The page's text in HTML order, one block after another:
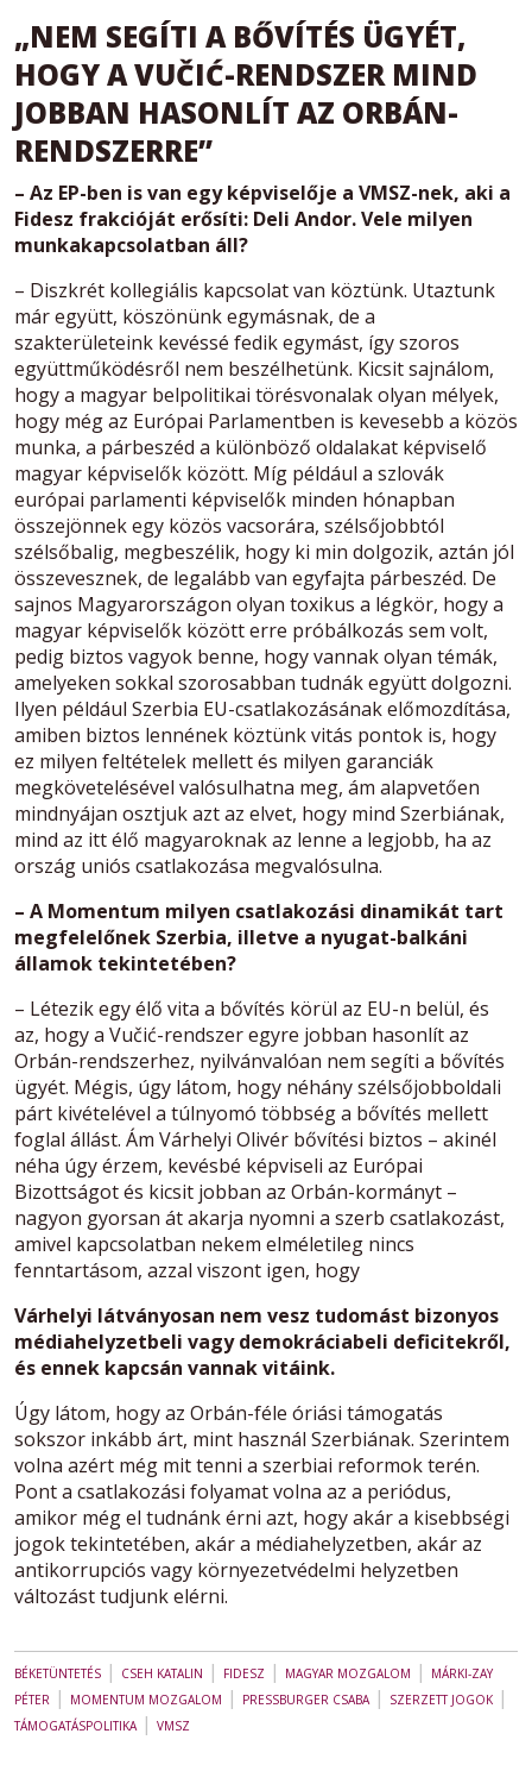
„NEM SEGÍTI A BŐVÍTÉS ÜGYÉT,
HOGY A VUČIĆ-RENDSZER MIND
JOBBAN HASONLÍT AZ ORBÁN-
RENDSZERRE”
– Az EP-ben is van egy képviselője a VMSZ-nek, aki a
Fidesz frakcióját erősíti: Deli Andor. Vele milyen
munkakapcsolatban áll?
– Diszkrét kollegiális kapcsolat van köztünk. Utaztunk
már együtt, köszönünk egymásnak, de a
szakterületeink kevéssé fedik egymást, így szoros
együttműködésről nem beszélhetünk. Kicsit sajnálom,
hogy a magyar belpolitikai törésvonalak olyan mélyek,
hogy még az Európai Parlamentben is kevesebb a közös
munka, a párbeszéd a különböző oldalakat képviselő
magyar képviselők között. Míg például a szlovák
európai parlamenti képviselők minden hónapban
összejönnek egy közös vacsorára, szélsőjobbtól
szélsőbalig, megbeszélik, hogy ki min dolgozik, aztán jól
összevesznek, de legalább van egyfajta párbeszéd. De
sajnos Magyarországon olyan toxikus a légkör, hogy a
magyar képviselők között erre próbálkozás sem volt,
pedig biztos vagyok benne, hogy vannak olyan témák,
amelyeken sokkal szorosabban tudnák együtt dolgozni.
Ilyen például Szerbia EU-csatlakozásának előmozdítása,
amiben biztos lennének köztünk vitás pontok is, hogy
ez milyen feltételek mellett és milyen garanciák
megkövetelésével valósulhatna meg, ám alapvetően
mindnyájan osztjuk azt az elvet, hogy mind Szerbiának,
mind az itt élő magyaroknak az lenne a legjobb, ha az
ország uniós csatlakozása megvalósulna.
– A Momentum milyen csatlakozási dinamikát tart
megfelelőnek Szerbia, illetve a nyugat-balkáni
államok tekintetében?
– Létezik egy élő vita a bővítés körül az EU-n belül, és
az, hogy a Vučić-rendszer egyre jobban hasonlít az
Orbán-rendszerhez, nyilvánvalóan nem segíti a bővítés
ügyét. Mégis, úgy látom, hogy néhány szélsőjobboldali
párt kivételével a túlnyomó többség a bővítés mellett
foglal állást. Ám Várhelyi Olivér bővítési biztos – akinél
néha úgy érzem, kevésbé képviseli az Európai
Bizottságot és kicsit jobban az Orbán-kormányt –
nagyon gyorsan át akarja nyomni a szerb csatlakozást,
amivel kapcsolatban nekem elméletileg nincs
fenntartásom, azzal viszont igen, hogy
Várhelyi látványosan nem vesz tudomást bizonyos
médiahelyzetbeli vagy demokráciabeli deficitekről,
és ennek kapcsán vannak vitáink.
Úgy látom, hogy az Orbán-féle óriási támogatás
sokszor inkább árt, mint használ Szerbiának. Szerintem
volna azért még mit tenni a szerbiai reformok terén.
Pont a csatlakozási folyamat volna az a periódus,
amikor még el tudnánk érni azt, hogy akár a kisebbségi
jogok tekintetében, akár a médiahelyzetben, akár az
antikorrupciós vagy környezetvédelmi helyzetben
változást tudjunk elérni.
BÉKETÜNTETÉS | CSEH KATALIN | FIDESZ | MAGYAR MOZGALOM |
MÁRKI-ZAY
PÉTER
| MOMENTUM MOZGALOM | PRESSBURGER CSABA| SZERZETT JOGOK |
TÁMOGATÁSPOLITIKA| VMSZ